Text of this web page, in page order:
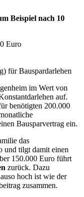
Beispiel nach 10
Euro
für Bauspardarlehen
im Wert von
auf.
benötigten 200.000
Bausparvertrag ein.
das
und tilgt damit einen
150.000 Euro führt
zurück. Dazu
hoch ist wie der
zusammen.